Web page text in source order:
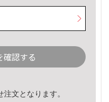
確認する
文となります。